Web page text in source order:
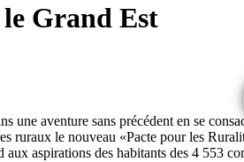
Grand Est
une aventure sans précédent en se
ruraux le nouveau «Pacte pour les
aspirations des habitants des 4 553